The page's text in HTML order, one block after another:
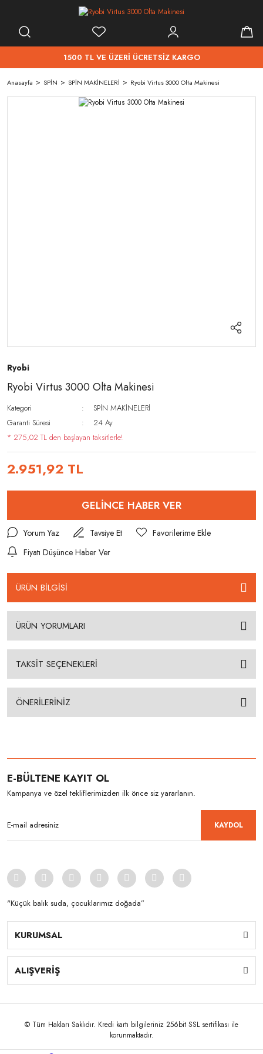
1500 TL VE ÜZERİ ÜCRETSİZ KARGO
Anasayfa SPİN SPİN MAKİNELERİ Ryobi Virtus 3000 Olta Makinesi
Ryobi
Ryobi Virtus 3000 Olta Makinesi
Kategori
SPİN MAKİNELERİ
Garanti Süresi
24 Ay
* 275,02 TL den başlayan taksitlerle!
2.951,92 TL
GELİNCE HABER VER
Yorum Yaz
Tavsiye Et
Fiyatı Düşünce Haber Ver
ÜRÜN BİLGİSİ
ÜRÜN YORUMLARI
TAKSİT SEÇENEKLERİ
ÖNERİLERİNİZ
E-BÜLTENE KAYIT OL
Kampanya ve özel tekliflerimizden ilk önce siz yararlanın.
KAYDOL
"Küçük balık suda, çocuklarımız doğada”
KURUMSAL
ALIŞVERİŞ
© Tüm Hakları Saklıdır. Kredi kartı bilgileriniz 256bit SSL sertifikası ile
korunmaktadır.